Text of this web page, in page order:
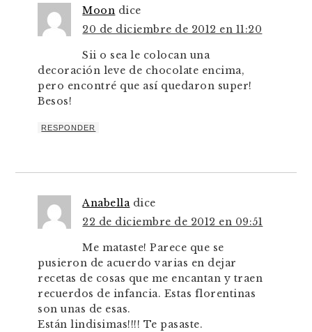
Moon dice
20 de diciembre de 2012 en 11:20
Sii o sea le colocan una
decoración leve de chocolate encima,
pero encontré que así quedaron super!
Besos!
RESPONDER
Anabella dice
22 de diciembre de 2012 en 09:51
Me mataste! Parece que se
pusieron de acuerdo varias en dejar
recetas de cosas que me encantan y traen
recuerdos de infancia. Estas florentinas
son unas de esas.
Están lindisimas!!!! Te pasaste.